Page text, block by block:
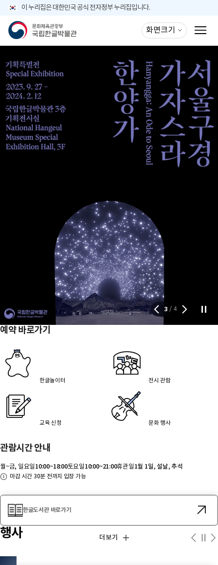
주메뉴 바로가기
본문바로가기이 누리집은 대한민국 공식 전자정부 누리집입니다.
화면크기
3 / 4
예약 바로가기
한글놀이터 전시 관람
교육 신청 문화 행사
관람시간 안내
월~금, 일요일 10:00~18:00토요일 10:00~21:00휴관일 1월 1일, 설날, 추석
마감 시간 30분 전까지 입장 가능
한글도서관 바로가기
행사 더보기